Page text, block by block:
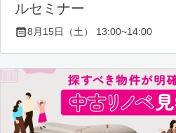
ルセミナー
8月15日（土） 13:00~14:00